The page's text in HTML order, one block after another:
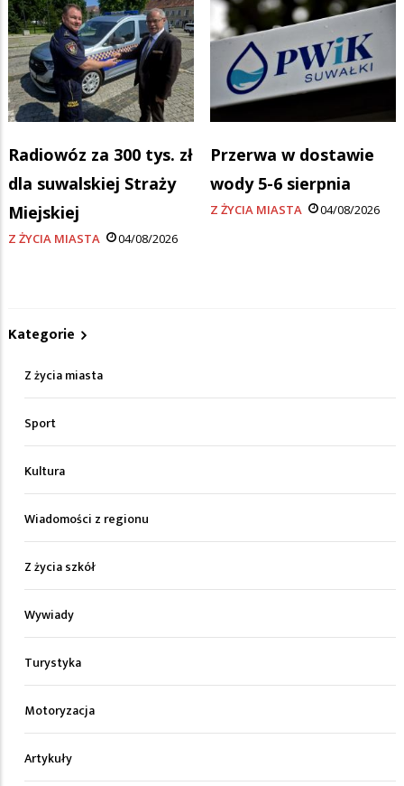
Radiowóz za 300 tys. zł
dla suwalskiej Straży
Miejskiej
Z ŻYCIA MIASTA 04/08/2026
Przerwa w dostawie
wody 5-6 sierpnia
Z ŻYCIA MIASTA 04/08/2026
Kategorie
Z życia miasta
Sport
Kultura
Wiadomości z regionu
Z życia szkół
Wywiady
Turystyka
Motoryzacja
Artykuły